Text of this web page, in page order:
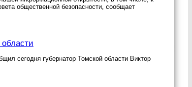
общественной безопасности, сообщает
сегодня губернатор Томской области Виктор